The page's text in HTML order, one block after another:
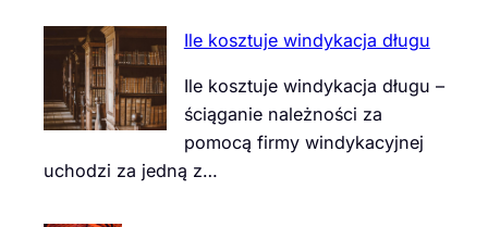
Ile kosztuje windykacja długu
Ile kosztuje windykacja długu –
ściąganie należności za
pomocą firmy windykacyjnej
uchodzi za jedną z…